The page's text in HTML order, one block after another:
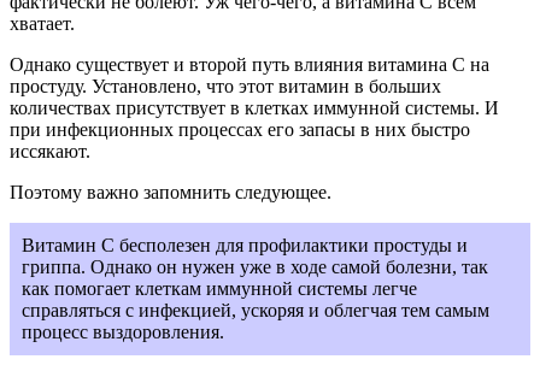
хватает.
Однако существует и второй путь влияния витамина С на
простуду. Установлено, что этот витамин в больших
количествах присутствует в клетках иммунной системы. И
при инфекционных процессах его запасы в них быстро
иссякают.
Поэтому важно запомнить следующее.
Витамин С бесполезен для профилактики простуды и
гриппа. Однако он нужен уже в ходе самой болезни, так
как помогает клеткам иммунной системы легче
справляться с инфекцией, ускоряя и облегчая тем самым
процесс выздоровления.